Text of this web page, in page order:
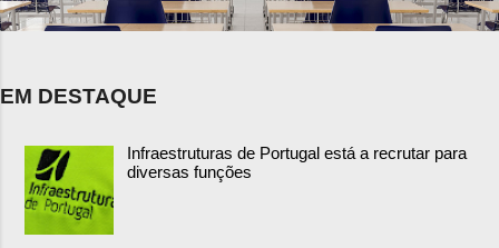
EM DESTAQUE
Infraestruturas de Portugal está a recrutar para
diversas funções